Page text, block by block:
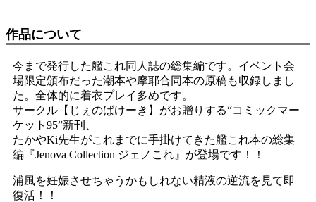
作品について
今まで発行した艦これ同人誌の総集編です。イベント会
場限定頒布だった潮本や摩耶合同本の原稿も収録しまし
た。全体的に着衣プレイ多めです。
サークル【じぇのばけーき】がお贈りする“コミックマー
ケット95”新刊、
たかやKi先生がこれまでに手掛けてきた艦これ本の総集
編『Jenova Collection ジェノこれ』が登場です！！
浦風を妊娠させちゃうかもしれない精液の逆流を見て即
復活！！